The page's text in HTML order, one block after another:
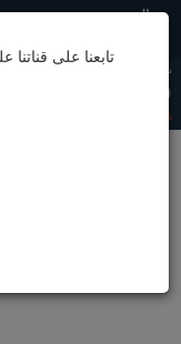
دولار السوق
53.20
0.00%
تابعنا على